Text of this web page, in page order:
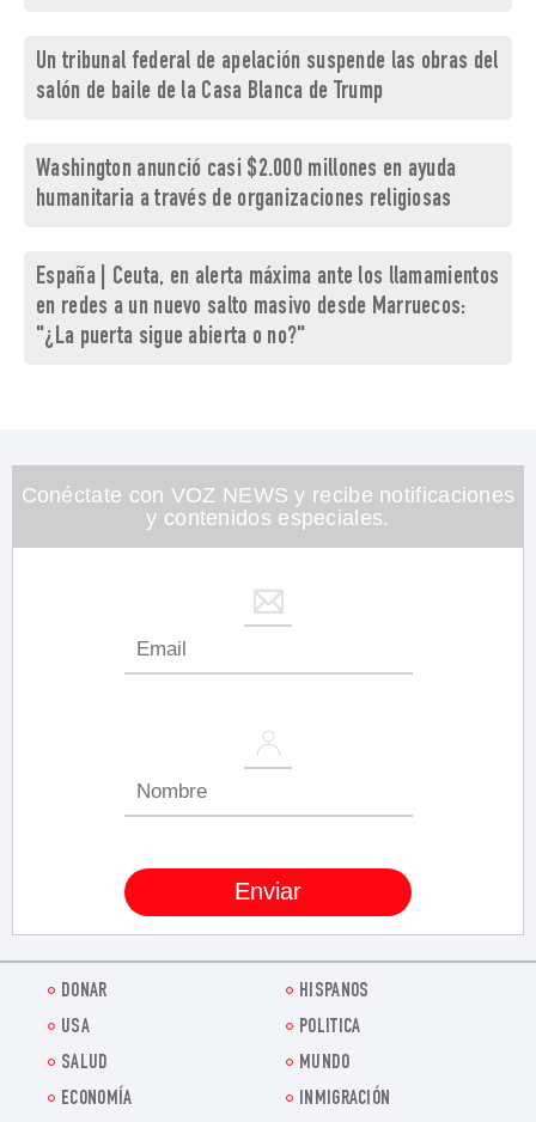
Un tribunal federal de apelación suspende las obras del
salón de baile de la Casa Blanca de Trump
Washington anunció casi $2.000 millones en ayuda
humanitaria a través de organizaciones religiosas
España | Ceuta, en alerta máxima ante los llamamientos
en redes a un nuevo salto masivo desde Marruecos:
"¿La puerta sigue abierta o no?"
Conéctate con VOZ NEWS y recibe notificaciones
y contenidos especiales.
DONAR
HISPANOS
USA
POLITICA
SALUD
MUNDO
ECONOMÍA
INMIGRACIÓN